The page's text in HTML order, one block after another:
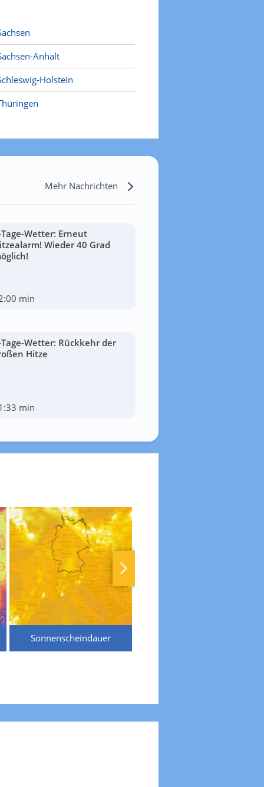
Anhalt
Holstein
Mehr Nachrichten
Wetter: Erneut
Wieder 40 Grad
min
Wetter: Rückkehr der
Hitze
min
Sonnenscheindauer